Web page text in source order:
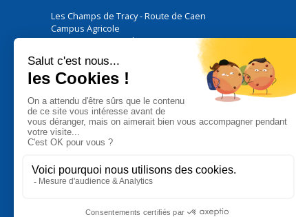
Les Champs de Tracy - Route de Caen
Campus Agricole
14500Vire Normandie